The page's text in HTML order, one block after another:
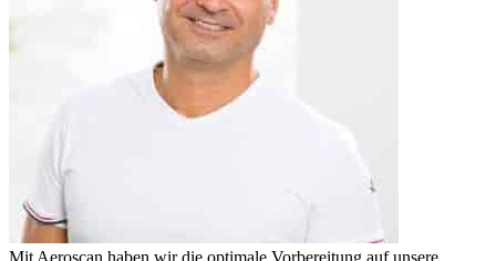
Mit Aeroscan haben wir die optimale Vorbereitung auf unsere